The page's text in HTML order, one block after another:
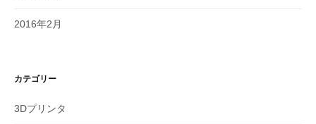
2016年2月
カテゴリー
3Dプリンタ